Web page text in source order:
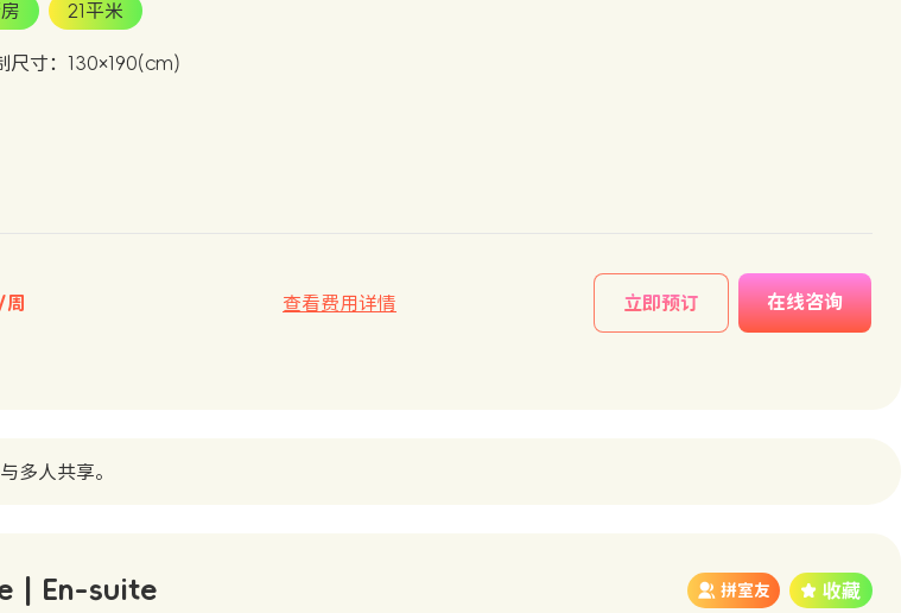
21平米
尺寸：130×190(cm)
查看费用详情 立即预订 在线咨询
多人共享。
| En-suite 拼室友